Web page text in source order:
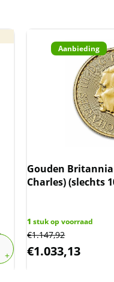
Aanbieding
Gouden Britannia
Charles) (slechts
1 stuk op voorraad
€1.147,92
€1.033,13